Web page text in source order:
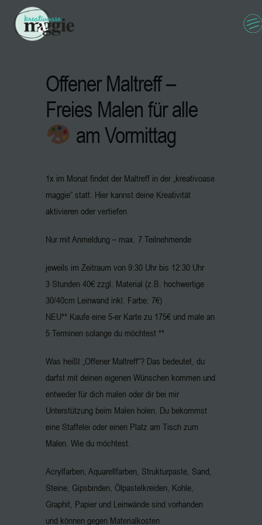
Offener Maltreff –
Freies Malen für alle
am Vormittag
1x im Monat findet der Maltreff in der „kreativoase
maggie“ statt. Hier kannst deine Kreativität
aktivieren oder vertiefen.
Nur mit Anmeldung – max. 7 Teilnehmende
jeweils im Zeitraum von 9:30 Uhr bis 12:30 Uhr
3 Stunden 40€ zzgl. Material (z.B. hochwertige
30/40cm Leinwand inkl. Farbe: 7€)
NEU** Kaufe eine 5-er Karte zu 175€ und male an
5 Terminen solange du möchtest **
Was heißt „Offener Maltreff“? Das bedeutet, du
darfst mit deinen eigenen Wünschen kommen und
entweder für dich malen oder dir bei mir
Unterstützung beim Malen holen. Du bekommst
eine Staffelei oder einen Platz am Tisch zum
Malen. Wie du möchtest.
Acrylfarben, Aquarellfarben, Strukturpaste, Sand,
Steine, Gipsbinden, Ölpastelkreiden, Kohle,
Graphit, Papier und Leinwände sind vorhanden
und können gegen Materialkosten